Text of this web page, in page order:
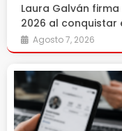
Laura Galván
2026 al conquistar
Agosto 7, 2026